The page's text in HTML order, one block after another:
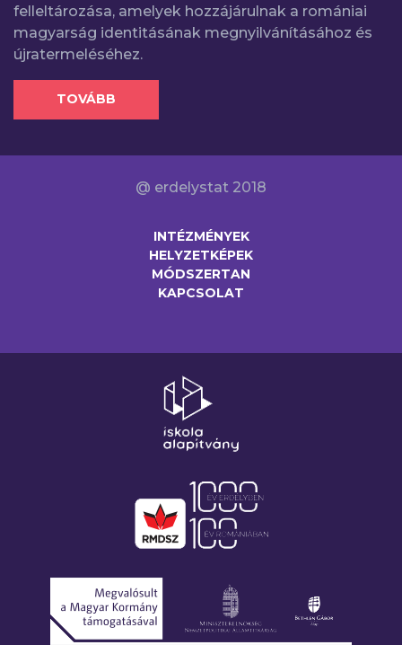
felleltározása, amelyek hozzájárulnak a romániai
magyarság identitásának megnyilvánításához és
újratermeléséhez.
TOVÁBB
@ erdelystat 2018
INTÉZMÉNYEK
HELYZETKÉPEK
MÓDSZERTAN
KAPCSOLAT